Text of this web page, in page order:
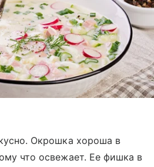
Окрошка хороша в
что освежает. Ее фишка в